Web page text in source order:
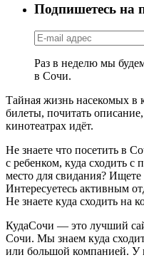
Подпишетесь на
Раз в неделю мы
в Сочи.
Тайная жизнь насекомых в
билеты, почитать
кинотеатрах идёт.
Не знаете что посетить в
с ребенком, куда сходить
место для свидания?
Интересуетесь активным
Не знаете куда сходить на
КудаСочи — это лучший
Сочи. Мы знаем куда
или большой компанией. У